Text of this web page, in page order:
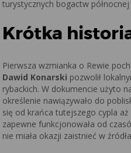
turystycznych bogactw
Krótka
Pierwsza wzmianka o Rewie
Dawid Konarski pozwolił
rybackich. W dokumencie użyto
określenie nawiązywało do
się od krańca tutejszego cypla aż
zapewne funkcjonowała od
nie miała okazji zaistnieć w